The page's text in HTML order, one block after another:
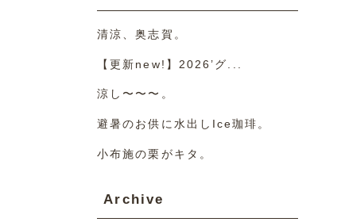
清涼、奥志賀。
【更新new!】2026’グ...
涼し〜〜〜。
避暑のお供に水出しIce珈琲。
小布施の栗がキタ。
Archive